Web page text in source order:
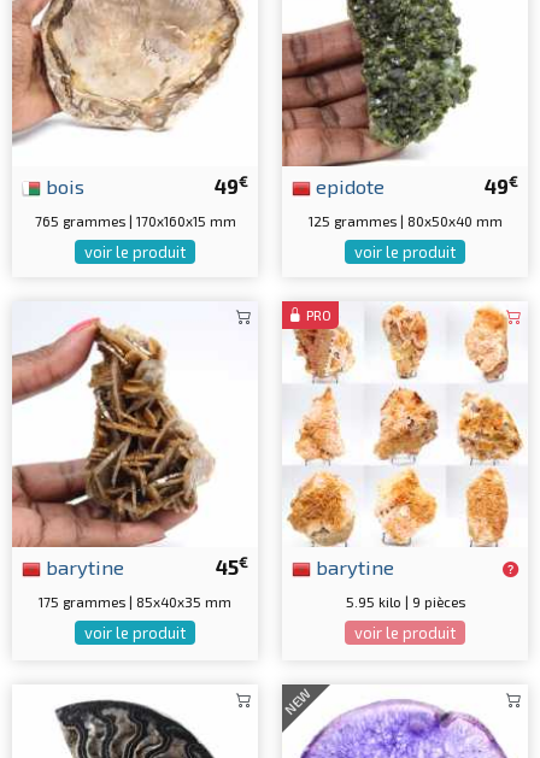
49€
bois
765 grammes | 170x160x15 mm
voir le produit
49€
epidote
125 grammes | 80x50x40 mm
voir le produit
45€
barytine
175 grammes | 85x40x35 mm
voir le produit
PRO
barytine
5.95 kilo | 9 pièces
voir le produit
NEW